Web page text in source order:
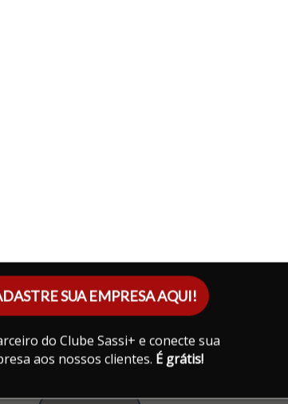
SUA EMPRESA AQUI!
do Clube Sassi+ e conecte sua
aos nossos clientes. É grátis!